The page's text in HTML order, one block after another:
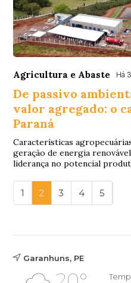
Agricultura e Abaste Há
De passivo
valor agregado: o
Paraná
Características
geração de energia
liderança no potencial
1 2 3 4 5
Garanhuns, PE